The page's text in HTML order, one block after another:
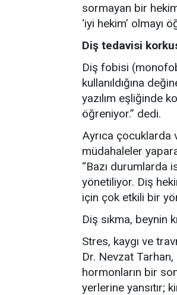
sormayan bir
‘iyi hekim’ olmayı
Diş tedavisi
Diş fobisi
kullanıldığına
yazılım eşliğinde
öğreniyor.” dedi.
Ayrıca çocuklarda
müdahaleler
“Bazı durumlarda
yönetiliyor. Diş
için çok etkili bir
Diş sıkma, beynin
Stres, kaygı ve
Dr. Nevzat Tarhan,
hormonların bir
yerlerine yansıtır;